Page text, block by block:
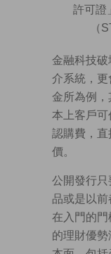
許可證
（
金融科技
介系統，
金所為例
本上客戶可
認購費，
價。
公開發行
品或是以
在入門的
的理財優